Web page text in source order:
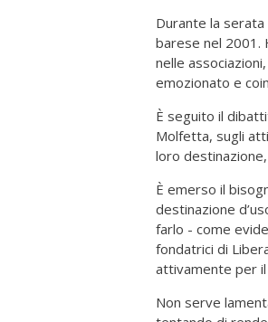
Durante la serata
barese nel 2001.
nelle
emozionato e
È seguito il
Molfetta, sugli
loro
È emerso il
destinazione
farlo - come
fondatrici di
attivamente per il
Non serve